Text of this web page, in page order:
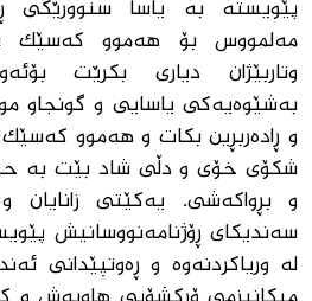
پێویستە بە یاسا
مەلمووس بۆ هەموو کەسێک
وتاربێژان دیاری بکرێت
بەشێوەیه‌کی یاسایی و گونجاو
و ڕادەربڕین بکات و هەموو
شکۆی خۆی و دڵی شاد بێت بە
و بڕواکەشی. یەکێتی
سەندیكای ڕۆژنامەنووسانیش
لە وریاکردنەوە و ڕەوتپێدانی